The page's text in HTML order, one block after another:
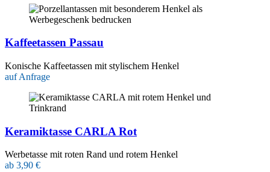
Kaffeetassen Passau
Konische Kaffeetassen mit stylischem Henkel
auf Anfrage
Keramiktasse CARLA Rot
Werbetasse mit roten Rand und rotem Henkel
ab 3,90 €